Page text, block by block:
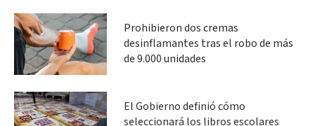
Prohibieron dos cremas
desinflamantes tras el robo de más
de 9.000 unidades
El Gobierno definió cómo
seleccionará los libros escolares